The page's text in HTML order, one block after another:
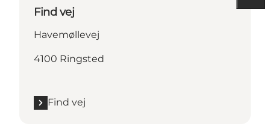
Find vej
Havemøllevej
4100 Ringsted
Find vej